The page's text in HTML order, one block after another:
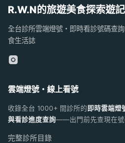
R.W.N的旅遊美食探索遊記
全台診所雲端燈號・即時看診號碼查
食生活誌
雲端燈號・線上看號
收錄全台 1000+ 間診所的即時雲端燈
與看診進度查詢——出門前先查現在號
完整診所目錄